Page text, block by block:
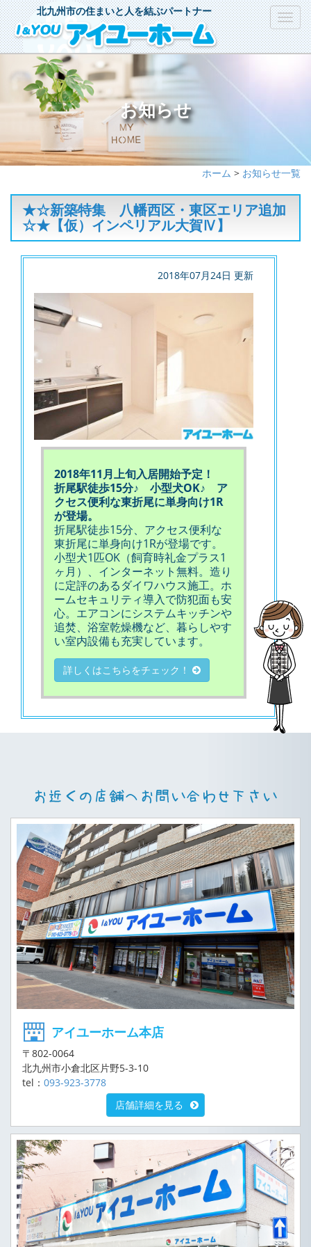
北九州市の住まいと人を結ぶパートナー
お知らせ
ホーム > お知らせ一覧
★☆新築特集 八幡西区・東区エリア追加
☆★【仮）インペリアル大賀Ⅳ】
2018年07月24日 更新
2018年11月上旬入居開始予定！
折尾駅徒歩15分♪ 小型犬OK♪ ア
クセス便利な東折尾に単身向け1R
が登場。
折尾駅徒歩15分、アクセス便利な
東折尾に単身向け1Rが登場です。
小型犬1匹OK（飼育時礼金プラス1
ヶ月）、インターネット無料。造り
に定評のあるダイワハウス施工。ホ
ームセキュリティ導入で防犯面も安
心。エアコンにシステムキッチンや
追焚、浴室乾燥機など、暮らしやす
い室内設備も充実しています。
詳しくはこちらをチェック！
アイユーホーム本店
〒802-0064
北九州市小倉北区片野5-3-10
tel： 093-923-3778
店舗詳細を見る